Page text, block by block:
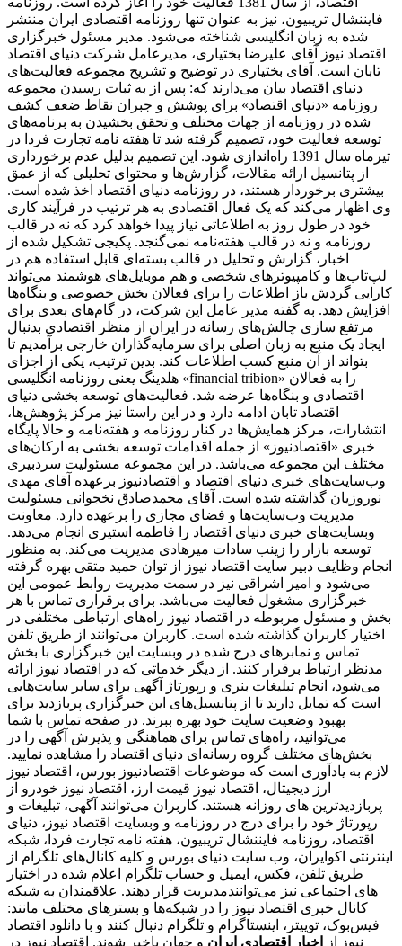
فایننشال تریبیون، نیز به عنوان تنها روزنامه اقتصادی ایران منتشر
شده به زبان انگلیسی شناخته می‌شود. مدیر مسئول خبرگزاری
اقتصاد نیوز آقای علیرضا بختیاری، مدیرعامل شرکت دنیای اقتصاد
تابان است. آقای بختیاری در توضیح و تشریح مجموعه فعالیت‌های
دنیای اقتصاد بیان می‌دارند که: پس از به ثبات رسیدن مجموعه
روزنامه «دنیای اقتصاد» برای پوشش و جبران نقاط ضعف کشف
شده در روزنامه از جهات مختلف و تحقق بخشیدن به برنامه‌های
توسعه فعالیت خود، تصمیم گرفته شد تا هفته نامه تجارت فردا در
تیرماه سال 1391 راه‌اندازی شود. این تصمیم بدلیل عدم برخورداری
از پتانسیل ارائه مقالات، گزارش‌ها و محتوای تحلیلی که از عمق
بیشتری برخوردار هستند، در روزنامه دنیای اقتصاد اخذ شده است.
وی اظهار می‌کند که یک فعال اقتصادی به هر ترتیب در فرآیند کاری
خود در طول روز به اطلاعاتی نیاز پیدا خواهد کرد که نه در قالب
روزنامه و نه در قالب هفته‌نامه نمی‌گنجد. پکیجی تشکیل شده از
اخبار، گزارش و تحلیل در قالب بسته‌ای قابل استفاده هم در
لپ‌تاب‌ها و کامپیوترهای شخصی و هم موبایل‌های هوشمند می‌تواند
کارایی گردش باز اطلاعات را برای فعالان بخش خصوصی و بنگاه‌ها
افزایش دهد. به گفته مدیر عامل این شرکت، در گام‌های بعدی برای
مرتفع سازی چالش‌های رسانه در ایران از منظر اقتصادی بدنبال
ایجاد یک منبع به زبان اصلی برای سرمایه‌گذاران خارجی برآمدیم تا
بتواند از آن منبع کسب اطلاعات کند. بدین ترتیب، یکی از اجزای
هلدینگ یعنی روزنامه انگلیسی «financial tribion» را به فعالان
اقتصادی و بنگاه‌ها عرضه شد. فعالیت‌های توسعه بخشی دنیای
اقتصاد تابان ادامه دارد و در این راستا نیز مرکز پژوهش‌ها،
انتشارات، مرکز همایش‌ها در کنار روزنامه و هفته‌نامه و حالا پایگاه
خبری «اقتصادنیوز» از جمله اقدامات توسعه بخشی به ارکان‌های
مختلف این مجموعه می‌باشد. در این مجموعه مسئولیت سردبیری
وب‌سایت‌های خبری دنیای اقتصاد و اقتصادنیوز برعهده آقای مهدی
نوروزیان گذاشته شده است. آقای محمدصادق نخجوانی مسئولیت
مدیریت وب‌سایت‌ها و فضای مجازی را برعهده دارد. معاونت
وبسایت‌های خبری دنیای اقتصاد را فاطمه استیری انجام می‌دهد.
توسعه بازار را زینب سادات میرهادی مدیریت می‌کند. به منظور
انجام وظایف دبیر سایت اقتصاد نیوز از توان حمید متقی بهره گرفته
می‌شود و امیر اشراقی نیز در سمت مدیریت روابط عمومی این
خبرگزاری مشغول فعالیت می‌باشد. برای برقراری تماس با هر
بخش و مسئول مربوطه در اقتصاد نیوز راه‌های ارتباطی مختلفی در
اختیار کاربران گذاشته شده است. کاربران می‌توانند از طریق تلفن
تماس و نمابرهای درج شده در وبسایت این خبرگزاری با بخش
مدنظر ارتباط برقرار کنند. از دیگر خدماتی که در اقتصاد نیوز ارائه
می‌شود، انجام تبلیغات بنری و رپورتاژ آگهی برای سایر سایت‌هایی
است که تمایل دارند تا از پتانسیل‌های این خبرگزاری پربازدید برای
بهبود وضعیت سایت خود بهره ببرند. در صفحه تماس با شما
می‌توانید، راه‌های تماس برای هماهنگی و پذیرش آگهی را در
بخش‌های مختلف گروه رسانه‌ای دنیای اقتصاد را مشاهده نمایید.
لازم به یادآوری است که موضوعات اقتصادنیوز بورس، اقتصاد نیوز
ارز دیجیتال، اقتصاد نیوز قیمت ارز، اقتصاد نیوز خودرو از
پربازدیدترین های روزانه هستند. کاربران می‌توانند آگهی، تبلیغات و
رپورتاژ خود را برای درج در روزنامه و وبسایت اقتصاد نیوز، دنیای
اقتصاد، روزنامه فایننشال تریبیون، هفته نامه تجارت فردا، شبکه
اینترنتی اکوایران، وب سایت دنیای بورس و کلیه کانال‌های تلگرام از
طریق تلفن، فکس، ایمیل و حساب تلگرام اعلام شده در اختیار
مدیریت قرار دهند. علاقمندان به شبکه‎‌های اجتماعی نیز می‌توانند
کانال خبری اقتصاد نیوز را در شبکه‌ها و بسترهای مختلف مانند:
فیس‌بوک، توییتر، اینستاگرام و تلگرام دنبال کنند و با دانلود اقتصاد
نیوز از
اخبار اقتصادی ایران و جهان باخبر شوند. اقتصاد نیوز در